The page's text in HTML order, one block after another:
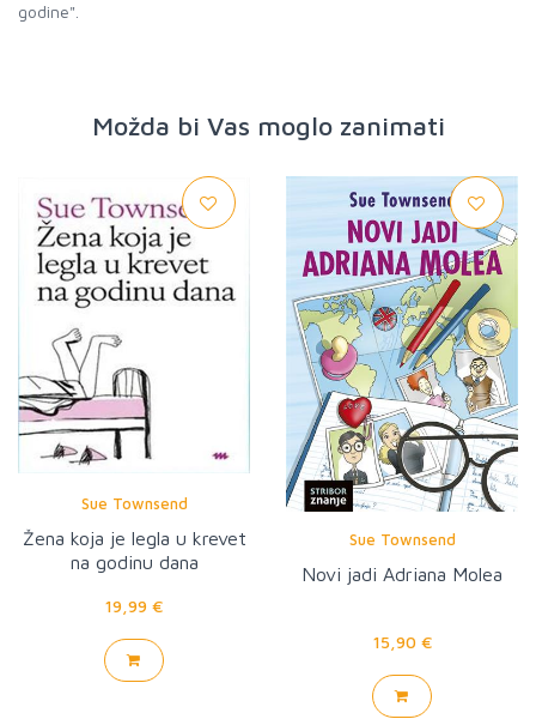
godine".
Možda bi Vas moglo zanimati
Sue Townsend
Žena koja je legla u krevet
na godinu dana
19,99 €
Sue Townsend
Novi jadi Adriana Molea
15,90 €